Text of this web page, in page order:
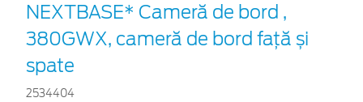
NEXTBASE* Cameră de bord ,
380GWX, cameră de bord față și
spate
2534404